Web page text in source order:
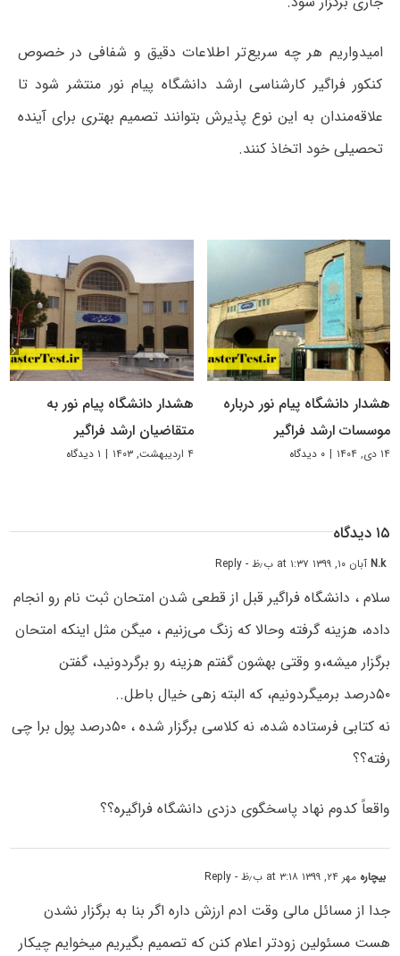
امیدواریم هر چه سریع‌تر اطلاعات دقیق و شفافی در خصوص
کنکور فراگیر کارشناسی ارشد دانشگاه پیام نور منتشر شود تا
علاقه‌مندان به این نوع پذیرش بتوانند تصمیم بهتری برای آینده
تحصیلی خود اتخاذ کنند.
هشدار دانشگاه پیام نور درباره
موسسات ارشد فراگیر
۱۴ دی, ۱۴۰۴ | ۰ دیدگاه
هشدار دانشگاه پیام نور به
متقاضیان ارشد فراگیر
۴ اردیبهشت, ۱۴۰۳ | ۱ دیدگاه
۱۵ دیدگاه
N.kآبان ۱۰, ۱۳۹۹ at ۱:۳۷ ب٫ظ - Reply
سلام ، دانشگاه فراگیر قبل از قطعی شدن امتحان ثبت نام رو انجام
داده، هزینه گرفته وحالا که زنگ می‌زنیم ، میگن مثل اینکه امتحان
برگزار میشه،و وقتی بهشون گفتم هزینه رو برگردونید، گفتن
۵۰درصد برمیگردونیم، که البته زهی خیال باطل..
نه کتابی فرستاده شده، نه کلاسی برگزار شده ، ۵۰درصد پول برا چی
رفته؟؟
واقعاً کدوم نهاد پاسخگوی دزدی دانشگاه فراگیره؟؟
بیچاره مهر ۲۴, ۱۳۹۹ at ۳:۱۸ ب٫ظ - Reply
جدا از مسائل مالی وقت ادم ارزش داره اگر بنا به برگزار نشدن
هست مسئولین زودتر اعلام کنن که تصمیم بگیریم میخوایم چیکار